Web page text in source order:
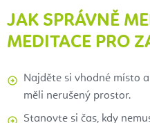
JAK SPRÁVNĚ
MEDITACE PRO
Najděte si vhodné místo
měli nerušený prostor.
Stanovte si čas, kdy